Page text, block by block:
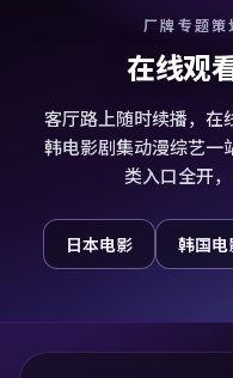
厂牌专题
在线观
客厅路上随时续播，在
韩电影剧集动漫综艺一
类入口全开
日本电影 韩国电